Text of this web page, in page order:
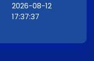
2026-08-12
17:37:37